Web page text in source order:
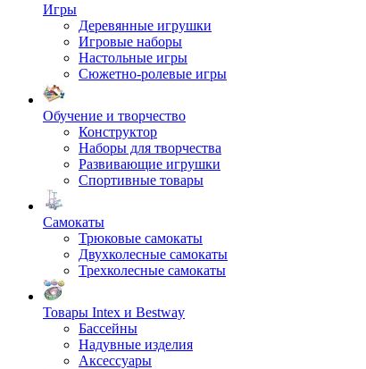
Игры
Деревянные игрушки
Игровые наборы
Настольные игры
Сюжетно-ролевые игры
Обучение и творчество
Конструктор
Наборы для творчества
Развивающие игрушки
Спортивные товары
Самокаты
Трюковые самокаты
Двухколесные самокаты
Трехколесные самокаты
Товары Intex и Bestway
Бассейны
Надувные изделия
Аксессуары